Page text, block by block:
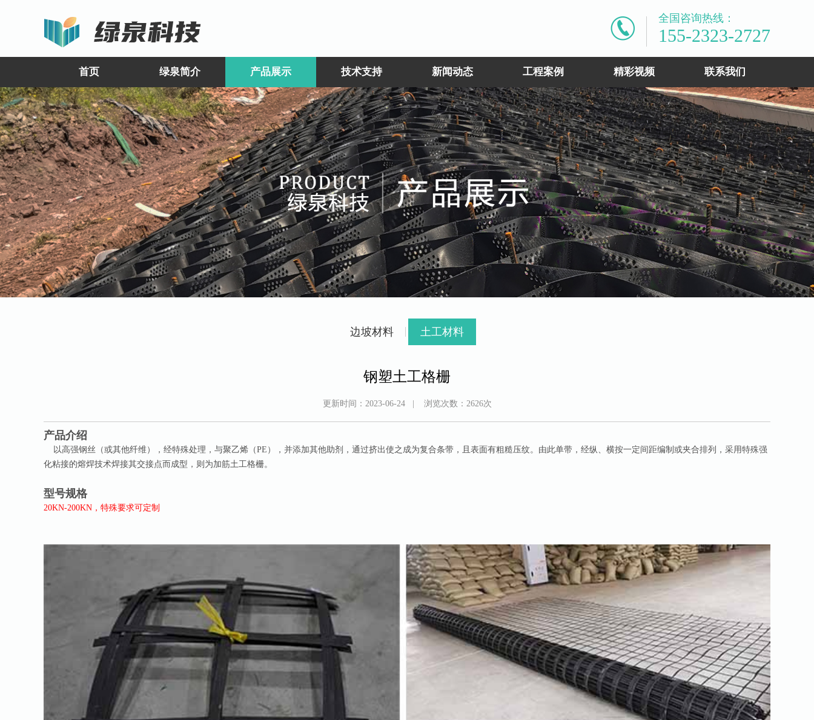
全国咨询热线：
155-2323-2727
首页 绿泉简介 产品展示 技术支持 新闻动态 工程案例 精彩视频 联系我们
边坡材料 土工材料
钢塑土工格栅
更新时间： 2023-06-24| 浏览次数： 2626次
产品介绍
以高强钢丝（或其他纤维），经特殊处理，与聚乙烯（PE），并添加其他助剂，通过挤出使之成为复合条带，且表面有粗糙压纹。由此单带，经纵、横按一定间距编制或夹合排列，采用特殊强
化粘接的熔焊技术焊接其交接点而成型，则为加筋土工格栅。
型号规格
20KN-200KN，特殊要求可定制